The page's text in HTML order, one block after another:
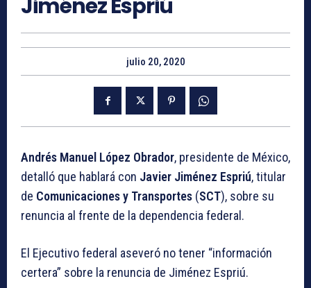
Jiménez Espriú
julio 20, 2020
Andrés Manuel López Obrador, presidente de México,
detalló que hablará con Javier Jiménez Espriú, titular
de Comunicaciones y Transportes (SCT), sobre su
renuncia al frente de la dependencia federal.
El Ejecutivo federal aseveró no tener “información
certera” sobre la renuncia de Jiménez Espriú.